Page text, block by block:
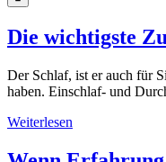
Die wichtigste
Der Schlaf, ist er auch für
haben. Einschlaf- und
Weiterlesen